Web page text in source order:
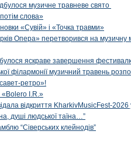
музичне травневе свято
слова»
«Сувій» і «Точка травми»
Опера» перетворився на музичну
яскраве завершення
філармонії музичний травень
ретро»!
I.R.»
відкриття KharkivMusicFest-2026
душі людської таїна…”
“Сіверських клейнодів”